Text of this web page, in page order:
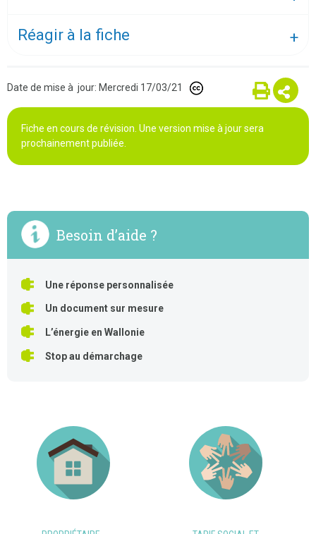
Réagir à la fiche
Date de mise à jour: Mercredi 17/03/21
Fiche en cours de révision. Une version mise à jour sera
prochainement publiée.
Besoin d’aide ?
Une réponse personnalisée
Un document sur mesure
L’énergie en Wallonie
Stop au démarchage